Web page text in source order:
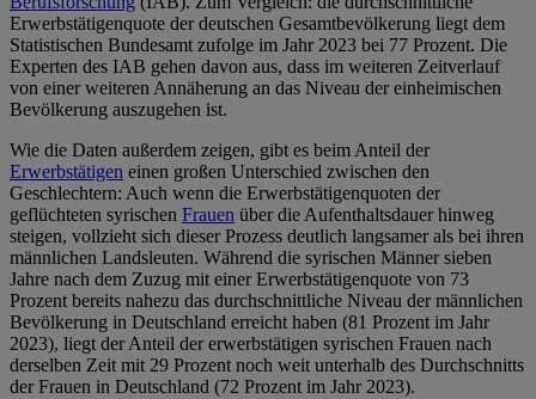
Erwerbstätigenquote der deutschen Gesamtbevölkerung liegt dem
Statistischen Bundesamt zufolge im Jahr 2023 bei 77 Prozent. Die
Experten des IAB gehen davon aus, dass im weiteren Zeitverlauf
von einer weiteren Annäherung an das Niveau der einheimischen
Bevölkerung auszugehen ist.
Wie die Daten außerdem zeigen, gibt es beim Anteil der
Erwerbstätigen einen großen Unterschied zwischen den
Geschlechtern: Auch wenn die Erwerbstätigenquoten der
geflüchteten syrischen Frauen über die Aufenthaltsdauer hinweg
steigen, vollzieht sich dieser Prozess deutlich langsamer als bei ihren
männlichen Landsleuten. Während die syrischen Männer sieben
Jahre nach dem Zuzug mit einer Erwerbstätigenquote von 73
Prozent bereits nahezu das durchschnittliche Niveau der männlichen
Bevölkerung in Deutschland erreicht haben (81 Prozent im Jahr
2023), liegt der Anteil der erwerbstätigen syrischen Frauen nach
derselben Zeit mit 29 Prozent noch weit unterhalb des Durchschnitts
der Frauen in Deutschland (72 Prozent im Jahr 2023).